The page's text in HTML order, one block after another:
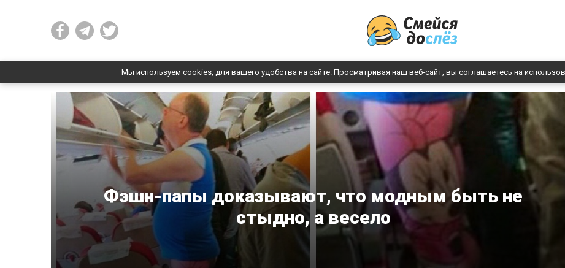
Мы используем cookies, для вашего удобства на сайте. Просматривая наш веб-сайт, вы соглашаетесь на
Фэшн-папы доказывают, что модным быть не
стыдно, а весело